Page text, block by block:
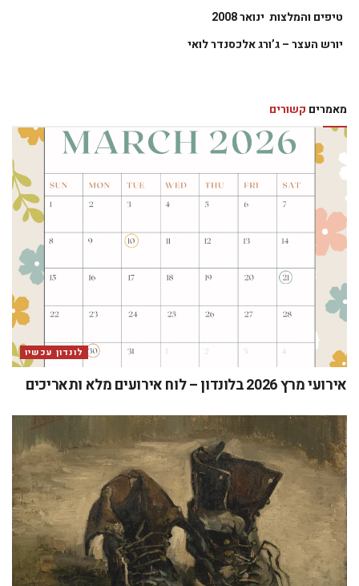
טיפים והמלצות  ינואר 2008
יורש העצר – ג’ורג אלכסנדר לואי
מאמרים קשורים
לונדון עכשיו
אירועי מרץ 2026 בלונדון – לוח אירועים מלא ותאריכים